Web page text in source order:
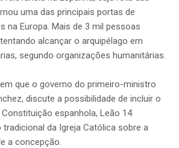
uma das principais portas de
na Europa. Mais de 3 mil pessoas
alcançar o arquipélago em
segundo organizações humanitárias.
que o governo do primeiro-ministro
discute a possibilidade de incluir o
espanhola, Leão 14
da Igreja Católica sobre a
a concepção.